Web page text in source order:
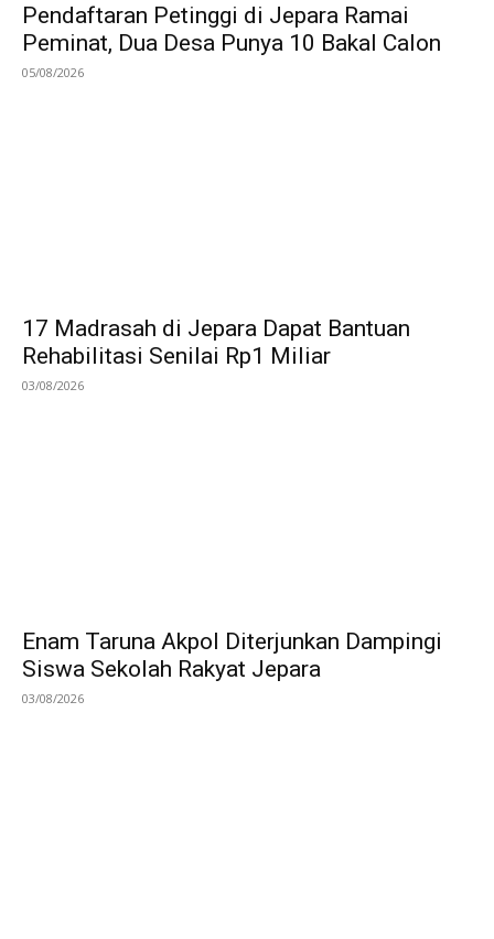
Pendaftaran Petinggi di Jepara Ramai
Peminat, Dua Desa Punya 10 Bakal Calon
05/08/2026
17 Madrasah di Jepara Dapat Bantuan
Rehabilitasi Senilai Rp1 Miliar
03/08/2026
Enam Taruna Akpol Diterjunkan Dampingi
Siswa Sekolah Rakyat Jepara
03/08/2026